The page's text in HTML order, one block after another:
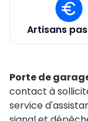
Artisans
Porte de
contact à
service